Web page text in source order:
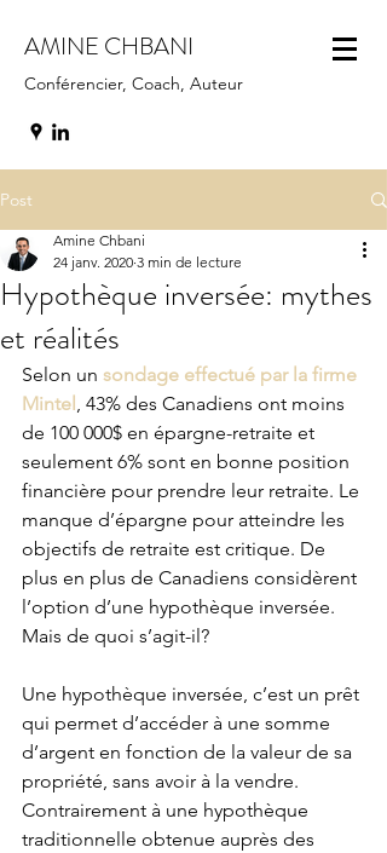
AMINE CHBANI
Conférencier, Coach, Auteur
Post
Hypothèque inversée: mythes
et réalités
Amine Chbani
24 janv. 2020 3 min de lecture
Selon un sondage effectué par la firme
Mintel, 43% des Canadiens ont moins
de 100 000$ en épargne-retraite et
seulement 6% sont en bonne position
financière pour prendre leur retraite. Le
manque d’épargne pour atteindre les
objectifs de retraite est critique. De
plus en plus de Canadiens considèrent
l’option d’une hypothèque inversée.
Mais de quoi s’agit-il?
Une hypothèque inversée, c’est un prêt
qui permet d’accéder à une somme
d’argent en fonction de la valeur de sa
propriété, sans avoir à la vendre.
Contrairement à une hypothèque
traditionnelle obtenue auprès des